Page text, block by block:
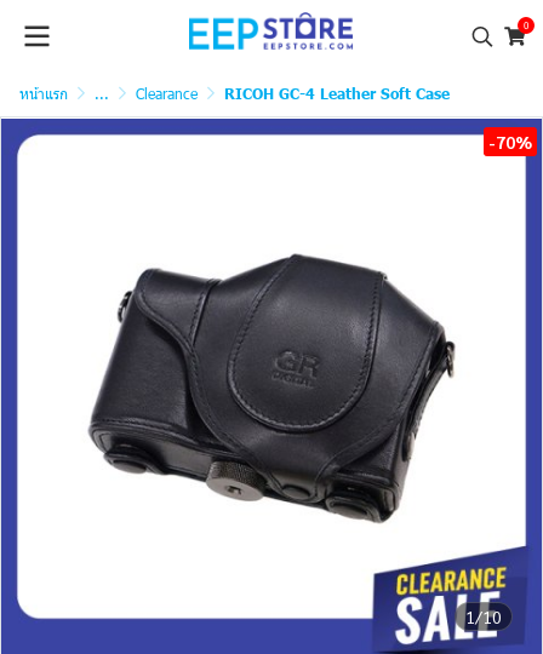
0
หน้าแรก ... Clearance RICOH GC-4 Leather Soft Case
1/10
-70%